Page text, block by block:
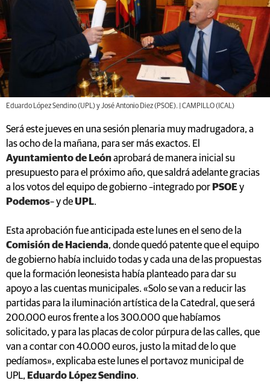
Eduardo López Sendino (UPL) y José Antonio Diez (PSOE). | CAMPILLO (ICAL)
Será este jueves en una sesión plenaria muy madrugadora, a
las ocho de la mañana, para ser más exactos. El
Ayuntamiento de Leónaprobará de manera inicial su
presupuesto para el próximo año, que saldrá adelante gracias
a los votos del equipo de gobierno –integrado por PSOEy
Podemos– y deUPL.
Esta aprobación fue anticipada este lunes en el seno de la
Comisión de Hacienda, donde quedó patente que el equipo
de gobierno había incluido todas y cada una de las propuestas
que la formación leonesista había planteado para dar su
apoyo a las cuentas municipales. «Solo se van a reducir las
partidas para la iluminación artística de la Catedral, que será
200.000 euros frente a los 300.000 que habíamos
solicitado, y para las placas de color púrpura de las calles, que
van a contar con 40.000 euros, justo la mitad de lo que
pedíamos», explicaba este lunes el portavoz municipal de
UPL, Eduardo López Sendino.